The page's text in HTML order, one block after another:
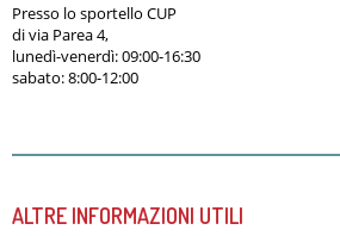
Presso lo sportello CUP
di via Parea 4,
lunedì-venerdì: 09:00-16:30
sabato: 8:00-12:00
ALTRE INFORMAZIONI UTILI